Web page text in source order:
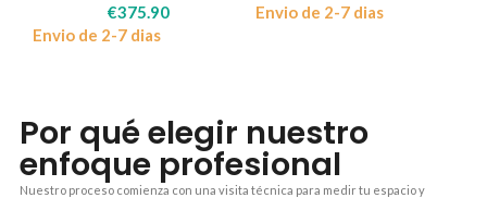
€375.90
Envio de 2-7 dias
Envio de 2-7 dias
Por qué elegir nuestro
enfoque profesional
Nuestro proceso comienza con una visita técnica para medir tu espacio y